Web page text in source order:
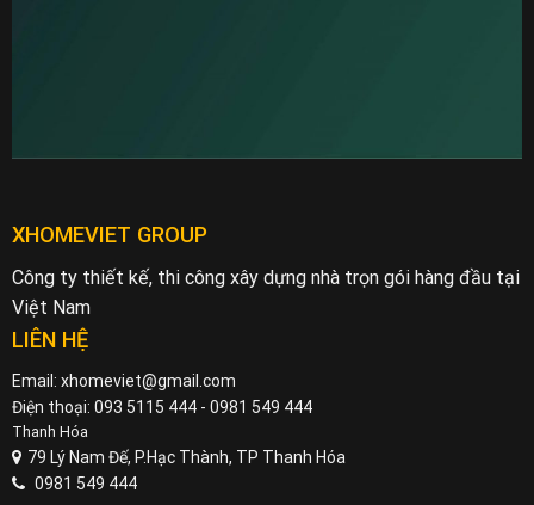
XHOMEVIET GROUP
Công ty thiết kế, thi công xây dựng nhà trọn gói hàng đầu tại
Việt Nam
LIÊN HỆ
Email: xhomeviet@gmail.com
Điện thoại: 093 5115 444 - 0981 549 444
Thanh Hóa
79 Lý Nam Đế, P.Hạc Thành, TP Thanh Hóa
0981 549 444